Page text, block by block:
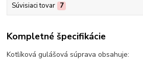
Súvisiaci tovar 7
Kompletné špecifikácie
Kotlíková gulášová súprava obsahuje: